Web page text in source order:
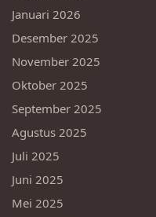
Januari 2026
Desember 2025
November 2025
Oktober 2025
September 2025
Agustus 2025
Juli 2025
Juni 2025
Mei 2025